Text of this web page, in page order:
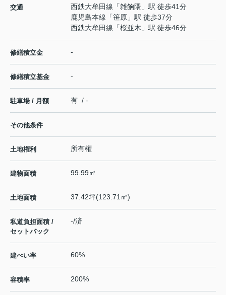
交通 西鉄大牟田線 「雑餉隈 」駅 徒歩41分
鹿児島本線 「笹原 」駅 徒歩37分
西鉄大牟田線 「桜並木 」駅 徒歩46分
修繕積立金 -
修繕積立基金 -
駐車場 / 月額 有 / -
その他条件
土地権利 所有権
建物面積 99.99㎡
土地面積 37.42坪(123.71㎡)
私道負担面積 /
セットバック
-/済
建ぺい率 60%
容積率 200%